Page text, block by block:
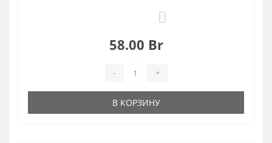
58.00 Br
- +
В КОРЗИНУ